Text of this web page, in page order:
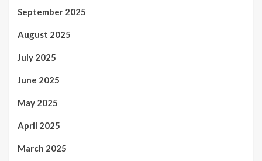
September 2025
August 2025
July 2025
June 2025
May 2025
April 2025
March 2025